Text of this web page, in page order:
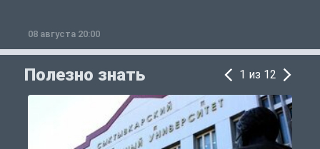
08 августа 20:00
Полезно знать 1 из 12